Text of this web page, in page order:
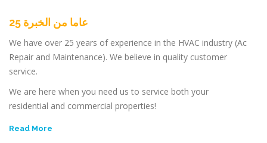
25 عاما من الخبرة
We have over 25 years of experience in the HVAC industry (Ac
Repair and Maintenance). We believe in quality customer
service.
We are here when you need us to service both your
residential and commercial properties!
Read More